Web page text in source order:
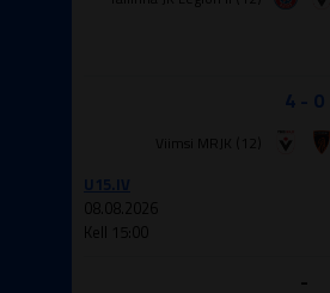
U15.IV
08.08.2026
Kell 15:00
Viimsi MRJK (12)
4 - 0
-